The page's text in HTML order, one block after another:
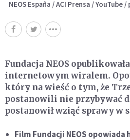
NEOS España / ACI Prensa / YouTube /
Fundacja NEOS
internetowym wiralem.
który na wieść o tym, że
postanowili nie przybywać
postanowił wziąć sprawy w
Film Fundacji NEOS